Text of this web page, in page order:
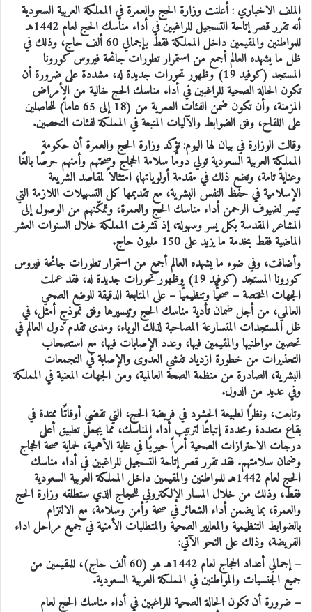
الملف الاخباري : أعلنت وزارة الحج والعمرة في المملكة العربية السعودية
أنه تقرر قصر إتاحة التسجيل للراغبين في أداء مناسك الحج لعام 1442هـ
للمواطنين والمقيمين داخل المملكة فقط بإجمالي 60 ألف حاج، وذلك في
ظل ما يشهده العالم أجمع من استمرار تطورات جائحة فيروس كورونا
المستجد (كوفيد 19) وظهور تحورات جديدة له، مشددة على ضرورة أن
تكون الحالة الصحية للراغبين في أداء مناسك الحج خالية من الأمراض
المزمنة، وأن تكون ضمن الفئات العمرية من (18 إلى 65 عاماً) للحاصلين
على اللقاح، وفق الضوابط والآليات المتبعة في المملكة لفئات التحصين.
وقالت الوزارة في بيان لها اليوم: تؤكد وزارة الحج والعمرة أن حكومة
المملكة العربية السعودية تولي دومًا سلامة الحجاج وصحتهم وأمنهم حرصًا بالغًا
وعنايةً تامة، وتضع ذلك في مقدمة أولوياتها؛ امتثالاً لمقاصد الشريعة
الإسلامية في حفظ النفس البشرية، مع تقديمها كل التسهيلات اللازمة التي
تيسر لضيوف الرحمن أداء مناسك الحج والعمرة، وتمكّنهم من الوصول إلى
المشاعر المقدسة بكل يسر وسهولة، إذ تشرفت المملكة خلال السنوات العشر
الماضية فقط بخدمة ما يزيد على 150 مليون حاج.
وأضافت، وفي ضوء ما يشهده العالم أجمع من استمرار تطورات جائحة فيروس
كورونا المستجد (كوفيد 19) وظهور تحورات جديدة له، فقد عملت
الجهات المختصة – صحيًّا وتنظيميًّا – على المتابعة الدقيقة للوضع الصحي
العالمي، من أجل ضمان تأدية مناسك الحج وتيسيرها وفق نموذجٍ أمثل، في
ظل المستجدات المتسارعة المصاحبة لذلك الوباء، ومدى تقدم دول العالم في
تحصين مواطنيها والمقيمين فيها، وعدد الإصابات فيها، مع استصحاب
التحذيرات من خطورة ازدياد تفشي العدوى والإصابة في التجمعات
البشرية، الصادرة من منظمة الصحة العالمية، ومن الجهات المعنية في المملكة
وفي عديد من الدول.
وتابعت، ونظرًا لطبيعة الحشود في فريضة الحج، التي تقضي أوقاتًا ممتدة في
بقاع متعددة ومحددة إتباعًا لترتيب أداء المناسك، مما يجعل تطبيق أعلى
درجات الاحترازات الصحية أمراً حيويًا في غاية الأهمية، لحماية صحة الحجاج
وضمان سلامتهم. فقد تقرر قصر إتاحة التسجيل للراغبين في أداء مناسك
الحج لعام 1442هـ للمواطنين والمقيمين داخل المملكة العربية السعودية
فقط، وذلك من خلال المسار الإلكتروني للحجاج الذي ستطلقه وزارة الحج
والعمرة، بما يضمن أداء الشعائر في صحة وأمن وسلامة، مع الالتزام
بالضوابط التنظيمية والمعايير الصحية والمتطلبات الأمنية في جميع مراحل اداء
الفريضة، وذلك على النحو الآتي:
– إجمالي أعداد الحجاج لعام 1442هـ هو (60 ألف حاج)، للمقيمين من
جميع الجنسيات والمواطنين في المملكة العربية السعودية.
– ضرورة أن تكون الحالة الصحية للراغبين في أداء مناسك الحج لعام